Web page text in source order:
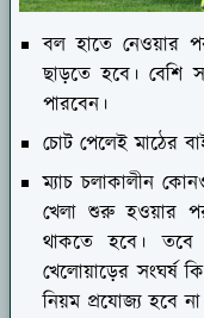
বল হাতে নেওয়ার
ছাড়তে হবে। বেশি
পারবেন।
চোট পেলেই মাঠের
ম্যাচ চলাকালীন
খেলা শুরু হওয়ার
থাকতে হবে।
খেলোয়াড়ের সংঘর্ষ
নিয়ম প্রযোজ্য হবে